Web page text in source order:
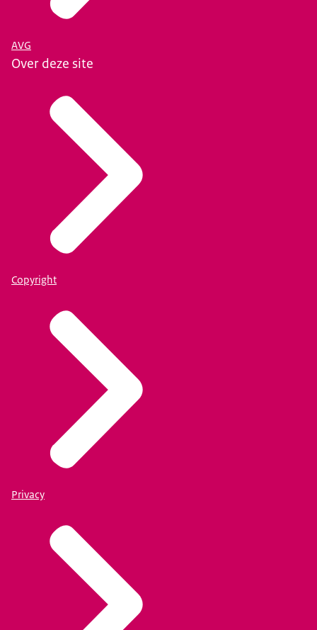
AVG
Over deze site
Copyright
Privacy